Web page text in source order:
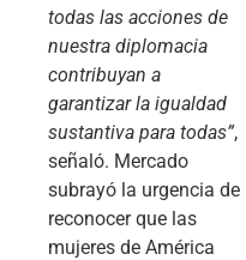
todas las acciones de
nuestra diplomacia
contribuyan a
garantizar la igualdad
sustantiva para todas”,
señaló. Mercado
subrayó la urgencia de
reconocer que las
mujeres de América